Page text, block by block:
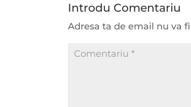
Introdu Comentariu
Adresa ta de email nu va